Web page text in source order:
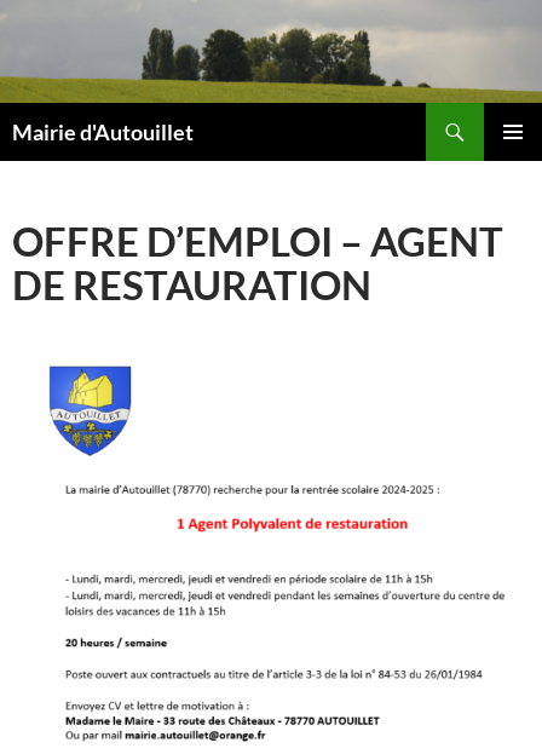
Aller
contenu
Mairie d'Autouillet
OFFRE D’EMPLOI – AGENT
DE RESTAURATION